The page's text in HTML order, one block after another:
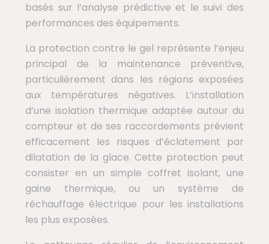
basés sur l’analyse prédictive et le suivi des
performances des équipements.
La protection contre le gel représente l’enjeu
principal de la maintenance préventive,
particulièrement dans les régions exposées
aux températures négatives. L’installation
d’une isolation thermique adaptée autour du
compteur et de ses raccordements prévient
efficacement les risques d’éclatement par
dilatation de la glace. Cette protection peut
consister en un simple coffret isolant, une
gaine thermique, ou un système de
réchauffage électrique pour les installations
les plus exposées.